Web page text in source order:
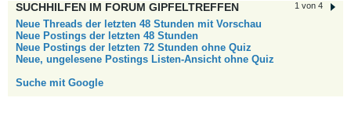
1 von 4
SUCHHILFEN IM FORUM GIPFELTREFFEN
Neue Threads der letzten 48 Stunden mit Vorschau
Neue Postings der letzten 48 Stunden
Neue Postings der letzten 72 Stunden ohne Quiz
Neue, ungelesene Postings Listen-Ansicht ohne Quiz
Suche mit Google